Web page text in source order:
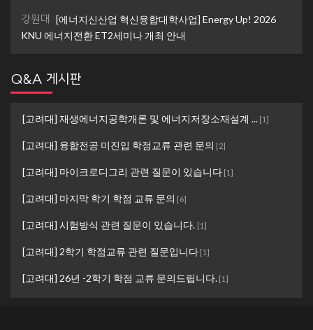
강원대 [에너지신산업 혁신융합대학사업] Energy Up! 2026
KNU 에너지전환 ET2세미나 개최 안내
Q&A 게시판
[고려대] 재생에너지공학개론 및 에너지저장소재설계 ... [1]
[고려대] 융합전공 미진입 학점교류 관련 문의 [2]
[고려대] 마이크로디그리 관련 질문이 있습니다 [1]
[고려대] 마지막 학기 학점 교류 문의 [6]
[고려대] 시험방식 관련 질문이 있습니다. [1]
[고려대] 2학기 학점교류 관련 질문입니다 [1]
[고려대] 26년 -2학기 학점 교류 문의드립니다. [1]